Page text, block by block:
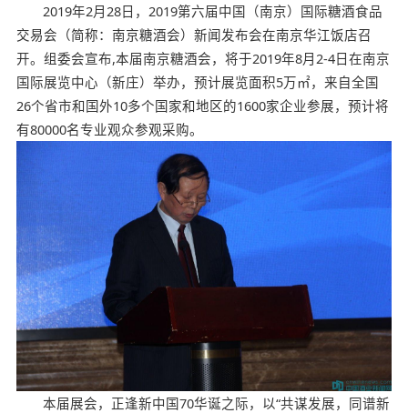
2019年2月28日，2019第六届中国（南京）国际糖酒食品
交易会（简称：南京糖酒会）新闻发布会在南京华江饭店召
开。组委会宣布,本届南京糖酒会，将于2019年8月2-4日在南京
国际展览中心（新庄）举办，预计展览面积5万㎡，来自全国
26个省市和国外10多个国家和地区的1600家企业参展，预计将
有80000名专业观众参观采购。
本届展会，正逢新中国70华诞之际，以“共谋发展，同谱新